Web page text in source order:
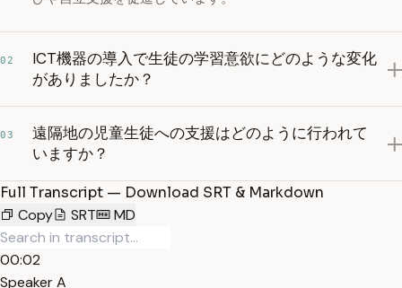
02
ICT機器の導入で生徒の学習意欲にどのような変化
がありましたか？
03
遠隔地の児童生徒への支援はどのように行われて
いますか？
Full Transcript — Download SRT & Markdown
Copy
SRT MD
00:02
Speaker A